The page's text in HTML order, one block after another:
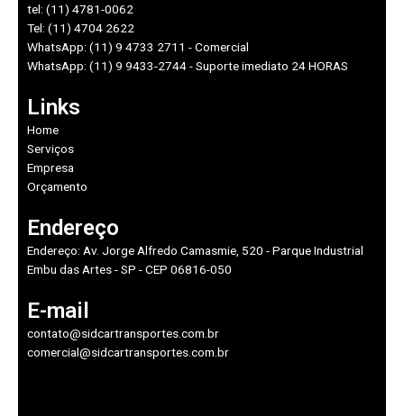
tel: (11) 4781-0062
Tel: (11) 4704 2622
WhatsApp: (11) 9 4733 2711 - Comercial
WhatsApp: (11) 9 9433-2744 - Suporte imediato 24 HORAS
Links
Home
Serviços
Empresa
Orçamento
Endereço
Endereço: Av. Jorge Alfredo Camasmie, 520 - Parque Industrial
Embu das Artes - SP - CEP 06816-050
E-mail
contato@sidcartransportes.com.br
comercial@sidcartransportes.com.br